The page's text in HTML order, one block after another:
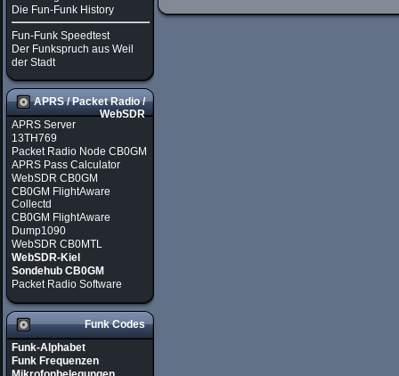
Die Fun-Funk History
Fun-Funk Speedtest
Der Funkspruch aus Weil
der Stadt
APRS / Packet Radio /
WebSDR
APRS Server
13TH769
Packet Radio Node CB0GM
APRS Pass Calculator
WebSDR CB0GM
CB0GM FlightAware
Collectd
CB0GM FlightAware
Dump1090
WebSDR CB0MTL
WebSDR-Kiel
Sondehub CB0GM
Packet Radio Software
Funk Codes
Funk-Alphabet
Funk Frequenzen